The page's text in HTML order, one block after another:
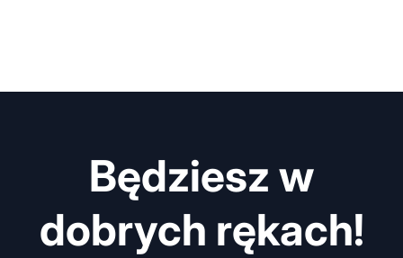
Będziesz w
dobrych rękach!